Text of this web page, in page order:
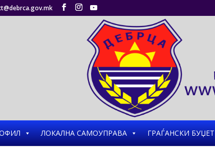
ЛОКАЛНА САМОУПРАВА ГРАЃАНСКИ БУЏЕТ